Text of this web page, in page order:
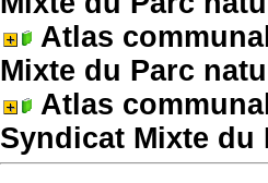
Atlas
Mixte du Parc
Atlas
Syndicat Mixte